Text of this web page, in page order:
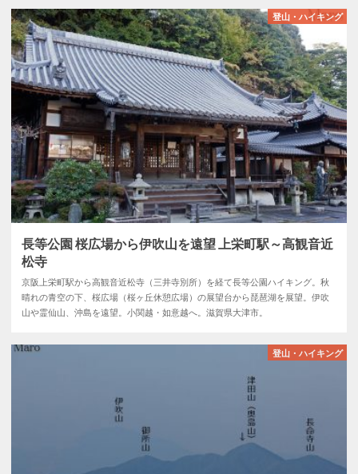
登山・ハイキング
長等公園 桜広場から伊吹山を遠望 上栄町駅～高観音近
松寺
京阪上栄町駅から高観音近松寺（三井寺別所）を経て長等公園ハイキング。秋
晴れの青空の下、桜広場（桜ヶ丘休憩広場）の展望台から琵琶湖を展望。伊吹
山や霊仙山、沖島を遠望。小関越・如意越へ。滋賀県大津市。
登山・ハイキング